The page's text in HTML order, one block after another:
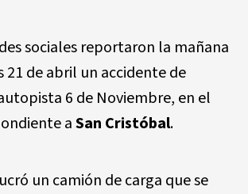
sociales reportaron la mañana
21 de abril un accidente de
6 de Noviembre, en el
aSan Cristóbal.
un camión de carga que se